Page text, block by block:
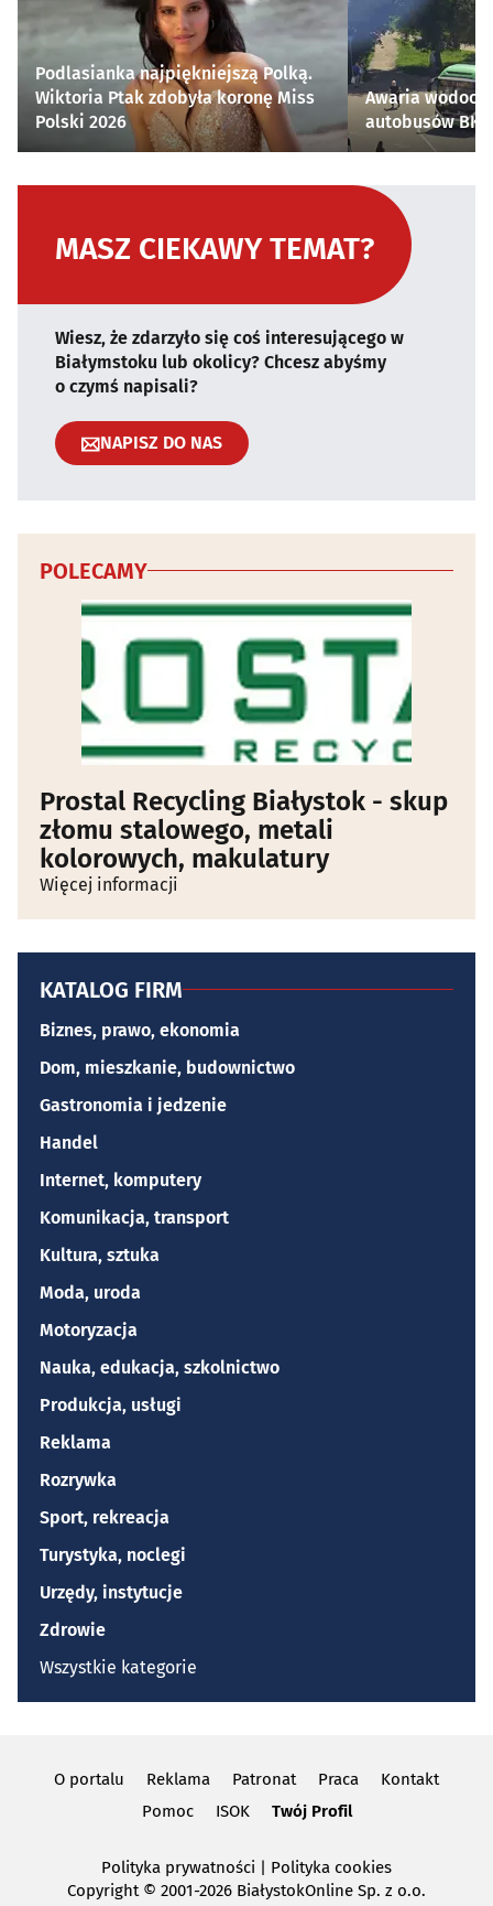
Podlasianka najpiękniejszą Polką.
Wiktoria Ptak zdobyła koronę Miss
Polski 2026
Awaria
autobusów
MASZ CIEKAWY TEMAT?
Wiesz, że zdarzyło się coś interesującego w
Białymstoku lub okolicy? Chcesz abyśmy
o czymś napisali?
NAPISZ DO NAS
POLECAMY
Prostal Recycling Białystok - skup
złomu stalowego, metali
kolorowych, makulatury
Więcej informacji
KATALOG FIRM
Biznes, prawo, ekonomia
Dom, mieszkanie, budownictwo
Gastronomia i jedzenie
Handel
Internet, komputery
Komunikacja, transport
Kultura, sztuka
Moda, uroda
Motoryzacja
Nauka, edukacja, szkolnictwo
Produkcja, usługi
Reklama
Rozrywka
Sport, rekreacja
Turystyka, noclegi
Urzędy, instytucje
Zdrowie
Wszystkie kategorie
O portalu Reklama Patronat Praca
Kontakt
Pomoc
ISOK Twój Profil
Polityka prywatności | Polityka cookies
Copyright© 2001-2026 BiałystokOnline Sp. z o.o.